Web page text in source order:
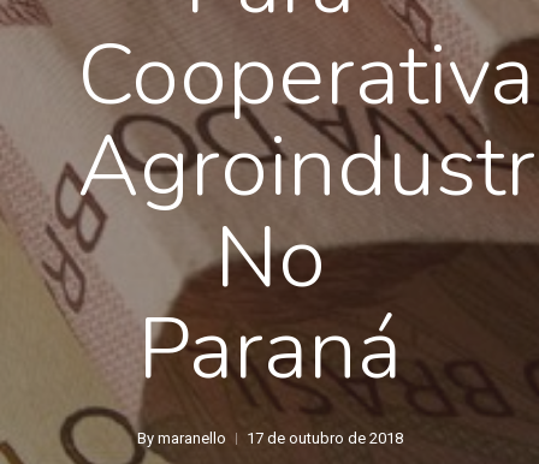
Cooperativa
No
Paraná
By maranello
17 de outubro de 2018